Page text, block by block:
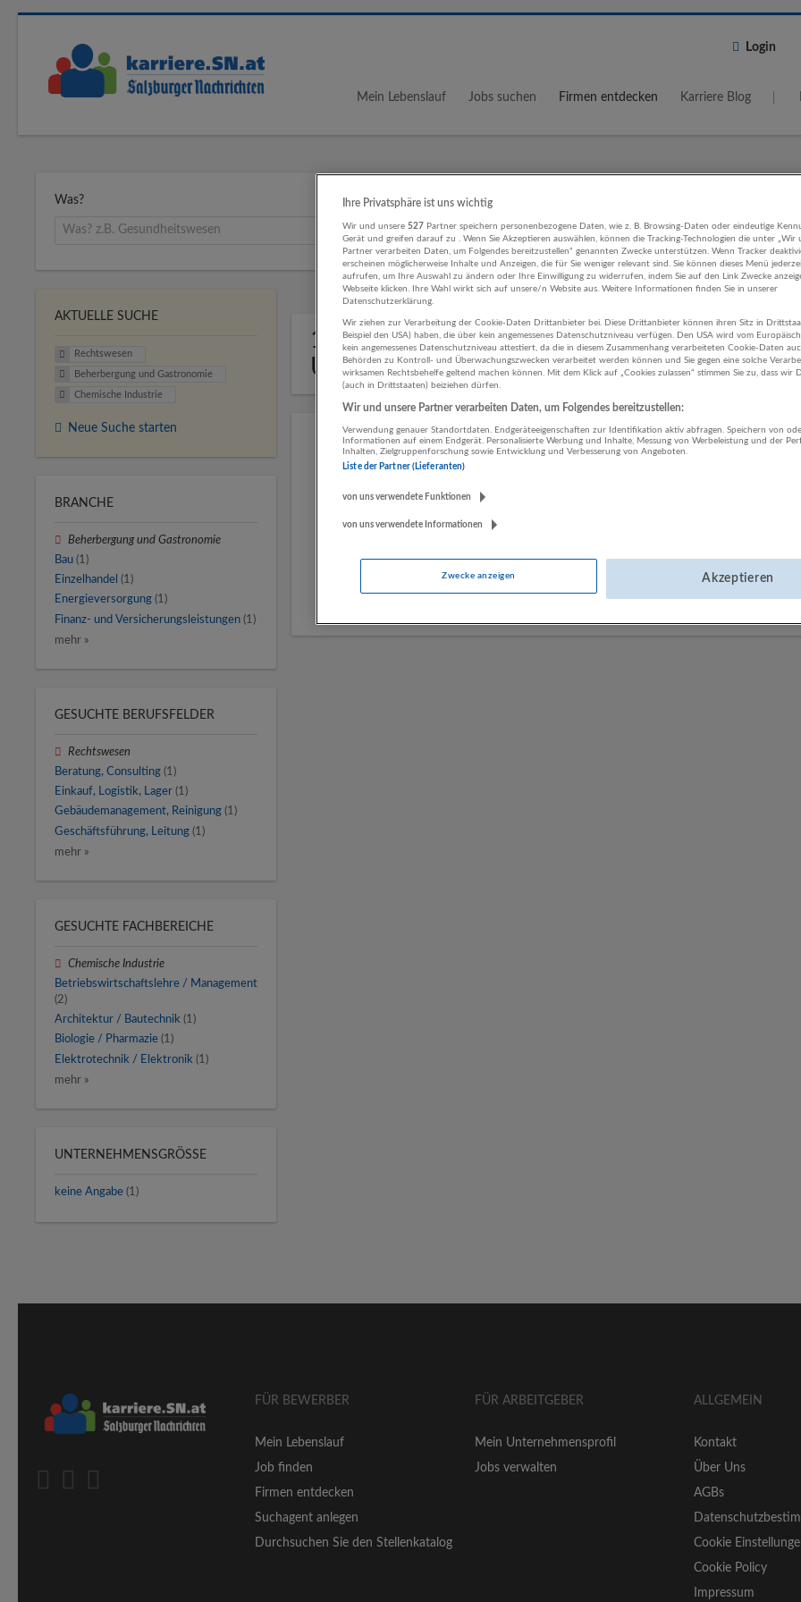
Login
Mein Lebenslauf Jobs suchen Firmen entdecken Karriere Blog
Was? Wo?
5 km
1 Rechtswesen Beherbergung und
Unternehmen
LUGSTEIN CONSULTING
Bergheim bei Salzburg
Gesundheitswesen | Herstellung von Waren | IT-Dienstleistungen |
Öffentliche Verwaltung | Rechtsberatung und Wirtschaftsprüfung |
Sonstige Dienstleistungen | Sozialwesen | Verkehr | Verlagswesen |
AKTUELLE SUCHE
Rechtswesen
Beherbergung und Gastronomie
Chemische Industrie
Neue Suche starten
BRANCHE
Beherbergung und Gastronomie
Bau (1)
Einzelhandel (1)
Energieversorgung (1)
Finanz- und Versicherungsleistungen (1)
mehr »
GESUCHTE BERUFSFELDER
Rechtswesen
Beratung, Consulting (1)
Einkauf, Logistik, Lager (1)
Gebäudemanagement, Reinigung (1)
Geschäftsführung, Leitung (1)
mehr »
GESUCHTE FACHBEREICHE
Chemische Industrie
Betriebswirtschaftslehre / Management
(2)
Architektur / Bautechnik (1)
Biologie / Pharmazie (1)
Elektrotechnik / Elektronik (1)
mehr »
UNTERNEHMENSGRÖSSE
keine Angabe (1)
FÜR BEWERBER
Mein Lebenslauf
Job finden
Firmen entdecken
Suchagent anlegen
Durchsuchen Sie den Stellenkatalog
FÜR ARBEITGEBER
Mein Unternehmensprofil
Jobs verwalten
ALLGEMEIN
Kontakt
Über Uns
AGBs
Cookie
Cookie Policy
Impressum
Ihre Privatsphäre ist uns wichtig
Wir und unsere 527 Partner speichern personenbezogene Daten, wie z. B. Browsing-Daten oder eindeutige
Gerät und greifen darauf zu . Wenn Sie Akzeptieren auswählen, können die Tracking-Technologien die unter „Wir
Partner verarbeiten Daten, um Folgendes bereitzustellen“ genannten Zwecke unterstützen. Wenn Tracker
erscheinen möglicherweise Inhalte und Anzeigen, die für Sie weniger relevant sind. Sie können dieses Menü
aufrufen, um Ihre Auswahl zu ändern oder Ihre Einwilligung zu widerrufen, indem Sie auf den Link Zwecke
Webseite klicken. Ihre Wahl wirkt sich auf unsere/n Website aus. Weitere Informationen finden Sie in unserer
Datenschutzerklärung.
Wir ziehen zur Verarbeitung der Cookie-Daten Drittanbieter bei. Diese Drittanbieter können ihren Sitz in
Beispiel den USA) haben, die über kein angemessenes Datenschutzniveau verfügen. Den USA wird vom
kein angemessenes Datenschutzniveau attestiert, da die in diesem Zusammenhang verarbeiteten Cookie-Daten
Behörden zu Kontroll- und Überwachungszwecken verarbeitet werden können und Sie gegen eine solche
wirksamen Rechtsbehelfe geltend machen können. Mit dem Klick auf „Cookies zulassen“ stimmen Sie zu, dass wir
(auch in Drittstaaten) beiziehen dürfen.
Wir und unsere Partner verarbeiten Daten, um Folgendes bereitzustellen:
Verwendung genauer Standortdaten. Endgeräteeigenschaften zur Identifikation aktiv abfragen. Speichern von
Informationen auf einem Endgerät. Personalisierte Werbung und Inhalte, Messung von Werbeleistung und der
Inhalten, Zielgruppenforschung sowie Entwicklung und Verbesserung von Angeboten.
Liste der Partner (Lieferanten)
von uns verwendete Funktionen
von uns verwendete Informationen
Zwecke anzeigen Akzeptieren